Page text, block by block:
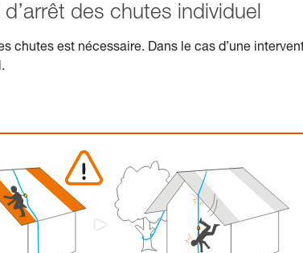
des chutes individuel
chutes est nécessaire. Dans le cas d’une